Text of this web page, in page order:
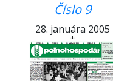
Číslo 9
28. januára 2005